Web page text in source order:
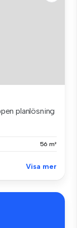
planlösning
56 m²
Visa mer